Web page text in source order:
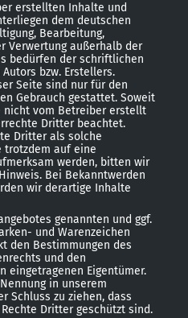
erstellten Inhalte und
dem deutschen
Bearbeitung,
Verwertung außerhalb der
bedürfen der schriftlichen
bzw. Erstellers.
Seite sind nur für den
Gebrauch gestattet. Soweit
vom Betreiber erstellt
Dritter beachtet.
Dritter als solche
trotzdem auf eine
werden, bitten wir
Bei Bekanntwerden
wir derartige Inhalte
genannten und ggf.
und Warenzeichen
den Bestimmungen des
und den
eingetragenen Eigentümer.
in unserem
Schluss zu ziehen, dass
Dritter geschützt sind.